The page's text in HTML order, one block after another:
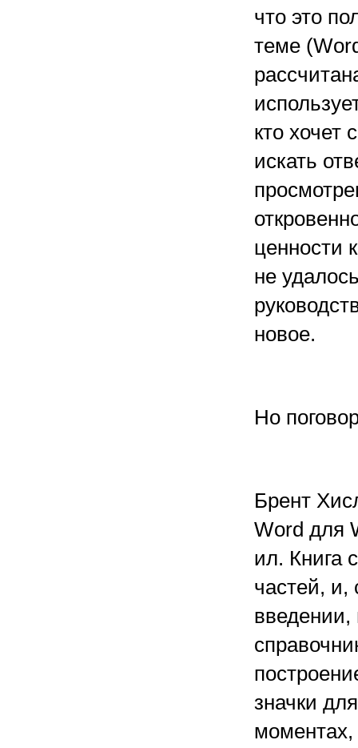
что это
теме
кто хочет
искать
ценности
не
новое.
Но
Брент
Word для
ил. Книга
частей, и,
значки